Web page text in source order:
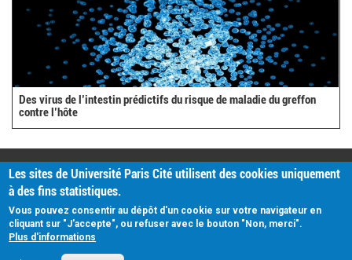
Des virus de l’intestin prédictifs du risque de maladie du greffon
contre l’hôte
PRATIQUE
Plan d'accès
Intranet
Mentions légales
Données personnelles
Les sites de Université Paris Cité utilisent des cookies uniquement
à des fins statistiques.
Vous pouvez consentir au dépôt d'un cookie sur votre navigateur en
cliquant sur "J'accepte", ou refuser avec le bouton "Non, merci".
Plus d'informations